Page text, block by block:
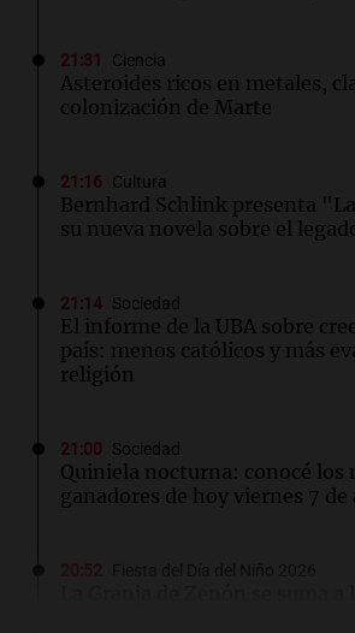
21:31 Ciencia
Asteroides ricos en metales,
colonización de Marte
21:16 Cultura
Bernhard Schlink presenta
su nueva novela sobre el
21:14 Sociedad
El informe de la UBA sobre
país: menos católicos y más
religión
21:00 Sociedad
Quiniela nocturna: conocé los
ganadores de hoy viernes 7 de